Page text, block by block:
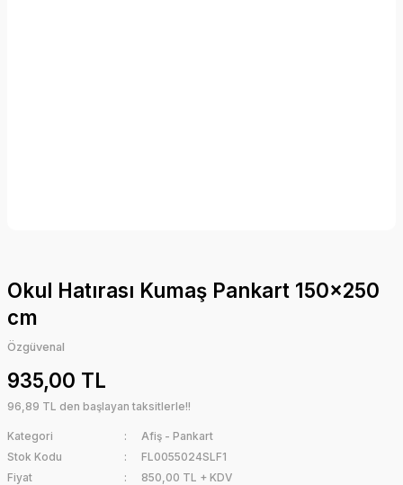
Okul Hatırası Kumaş Pankart 150x250
cm
Özgüvenal
935,00 TL
96,89 TL den başlayan taksitlerle!!
Kategori
Afiş - Pankart
Stok Kodu
FL0055024SLF1
Fiyat
850,00 TL + KDV